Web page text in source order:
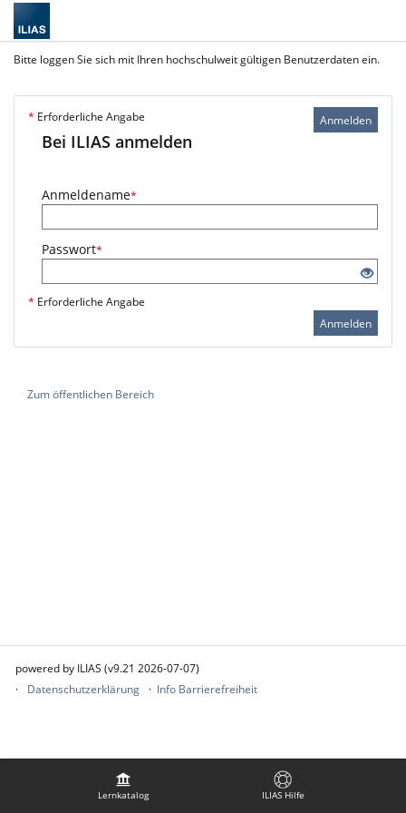
Lernkatalog ILIAS Hilfe
Bitte loggen Sie sich mit Ihren hochschulweit gültigen Benutzerdaten ein.
Anmelden
* Erforderliche Angabe
Bei ILIAS anmelden
Anmeldename*
Passwort*
* Erforderliche Angabe
Anmelden
Zum öffentlichen Bereich
powered by ILIAS (v9.21 2026-07-07)
Datenschutzerklärung
Info Barrierefreiheit